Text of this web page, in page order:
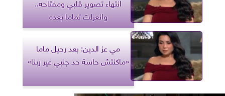
وانعزلت تماما بعده
مي عز الدين: بعد رحيل ماما
«ماكنتش حاسة حد جنبي غير ربنا»